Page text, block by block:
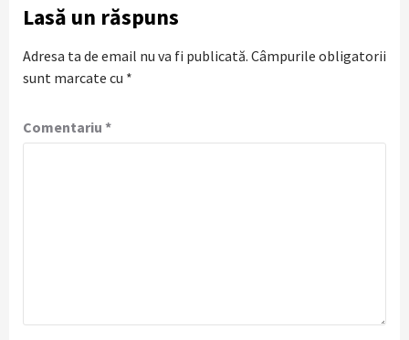
Lasă un răspuns
Adresa ta de email nu va fi publicată. Câmpurile obligatorii
sunt marcate cu *
Comentariu *